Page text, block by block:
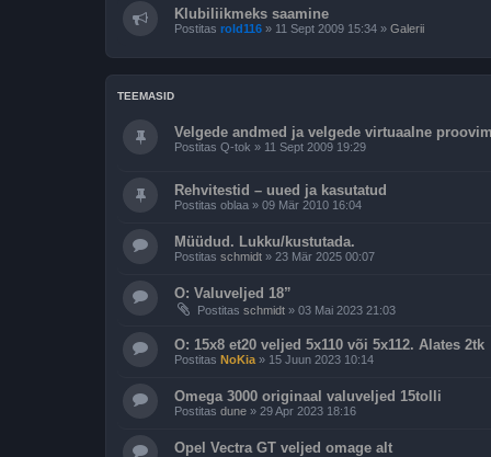
Klubiliikmeks saamine
Postitas rold116 » 11 Sept 2009 15:34 » Galerii
TEEMASID
Velgede andmed ja velgede virtuaalne
Postitas Q-tok » 11 Sept 2009 19:29
Rehvitestid – uued ja kasutatud
Postitas oblaa » 09 Mär 2010 16:04
Müüdud. Lukku/kustutada.
Postitas schmidt » 23 Mär 2025 00:07
O: Valuveljed 18”
Postitas schmidt » 03 Mai 2023 21:03
O: 15x8 et20 veljed 5x110 või 5x112. Alates 2tk
Postitas NoKia » 15 Juun 2023 10:14
Omega 3000 originaal valuveljed 15tolli
Postitas dune » 29 Apr 2023 18:16
Opel Vectra GT veljed omage alt